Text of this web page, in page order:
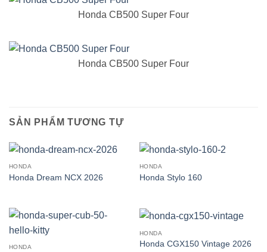
Honda CB500 Super Four
Honda CB500 Super Four
SẢN PHẨM TƯƠNG TỰ
HONDA
Honda Dream NCX 2026
HONDA
Honda Stylo 160
HONDA
HONDA
Honda CGX150 Vintage 2026